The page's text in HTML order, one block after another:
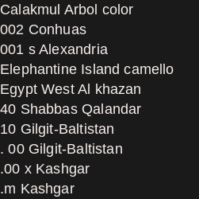
Calakmul Arbol color
002 Conhuas
001 s Alexandria
Elephantine Island camello
Egypt West Al khazan
40 Shabbas Qalandar
10 Gilgit-Baltistan
. 00 Gilgit-Baltistan
.00 x Kashgar
.m Kashgar